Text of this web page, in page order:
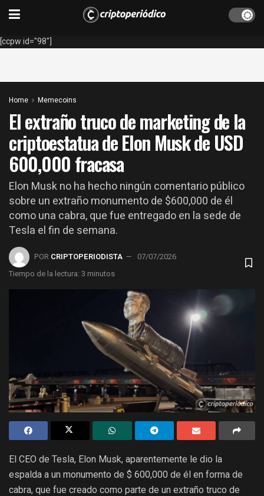
[ccpw id="98"]
Home Memecoins
El extraño truco de marketing de la
criptoestatua de Elon Musk de USD
600,000 fracasa
Elon Musk no ha hecho ningún comentario público
sobre un extraño monumento de $600,000 de él
como una cabra, que fue entregado en la sede de
Tesla el fin de semana.
POR CRIPTOPERIODISTA
07/07/2026
Tiempo de la lectura: 3 minutos
El CEO de Tesla, Elon Musk, aparentemente le dio la
espalda a un monumento de $ 600,000 de él en forma de
cabra, que fue creado como parte de un extraño truco de